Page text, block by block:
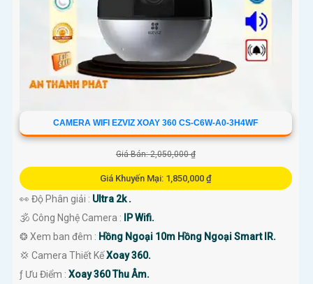
CAMERA WIFI EZVIZ XOAY 360 CS-C6W-A0-3H4WF
Giá Bán: 2,050,000 ₫
Giá Khuyến Mại: 1,850,000 ₫
👀 Độ Phân giải : Ultra 2k .
🕉️ Công Nghệ Camera :
IP Wifi.
❂ Xem ban đêm : Hồng Ngoại 10m Hồng Ngoại Smart IR.
💢 Camera Thiết KếXoay 360.
️ƒ Ưu Điểm : Xoay 360 Thu Âm.